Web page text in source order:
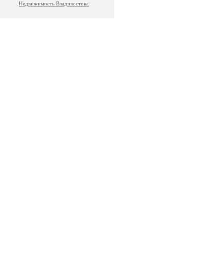
Недвижимость Владивостока